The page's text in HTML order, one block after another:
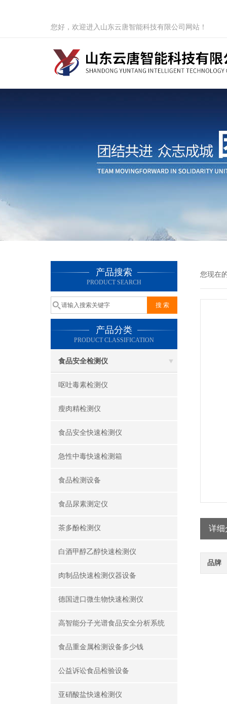
您好，欢迎进入山东云唐智能科技有限公司网站！
产品搜索
PRODUCT SEARCH
产品分类
PRODUCT CLASSIFICATION
食品安全检测仪
呕吐毒素检测仪
瘦肉精检测仪
食品安全快速检测仪
急性中毒快速检测箱
食品检测设备
食品尿素测定仪
茶多酚检测仪
白酒甲醇乙醇快速检测仪
肉制品快速检测仪器设备
德国进口微生物快速检测仪
高智能分子光谱食品安全分析系统
食品重金属检测设备多少钱
公益诉讼食品检验设备
亚硝酸盐快速检测仪
您现在
详细
品牌